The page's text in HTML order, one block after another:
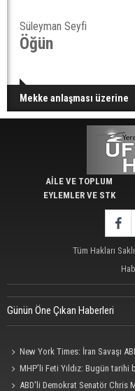
Süleyman Seyfi
Öğün
Mekke anlaşması üzerine
AİLE VE TOPLUM
EYLEMLER VE STK
Tüm Hakları
Günün Öne Çıkan Haberleri
New York Times: İran Savaşı
MHP’li Feti Yıldız: Bugün tarihi
ABD'li Demokrat Senatör Chris